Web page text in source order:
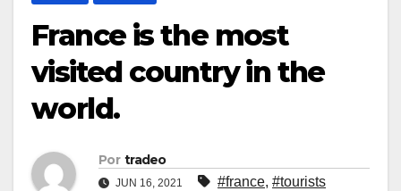
France is the most
visited country in the
world.
Por tradeo
JUN 16, 2021 #france, #tourists